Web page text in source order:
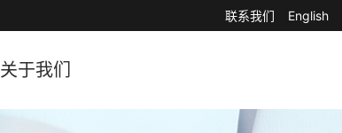
联系我们 English
关于我们